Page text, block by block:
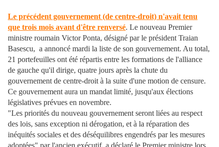
Le précédent gouvernement (de centre-droit) n'avait tenu
que trois mois avant d'être renversé. Le nouveau Premier
ministre roumain Victor Ponta, désigné par le président Traian
Basescu, a annoncé mardi la liste de son gouvernement. Au total,
21 portefeuilles ont été répartis entre les formations de l'alliance
de gauche qu'il dirige, quatre jours après la chute du
gouvernement de centre-droit à la suite d'une motion de censure.
Ce gouvernement aura un mandat limité, jusqu'aux élections
législatives prévues en novembre.
"Les priorités du nouveau gouvernement seront liées au respect
des lois, sans exception ni dérogation, et à la réparation des
inéquités sociales et des déséquilibres engendrés par les mesures
adoptées" par l'ancien exécutif, a déclaré le Premier ministre lors